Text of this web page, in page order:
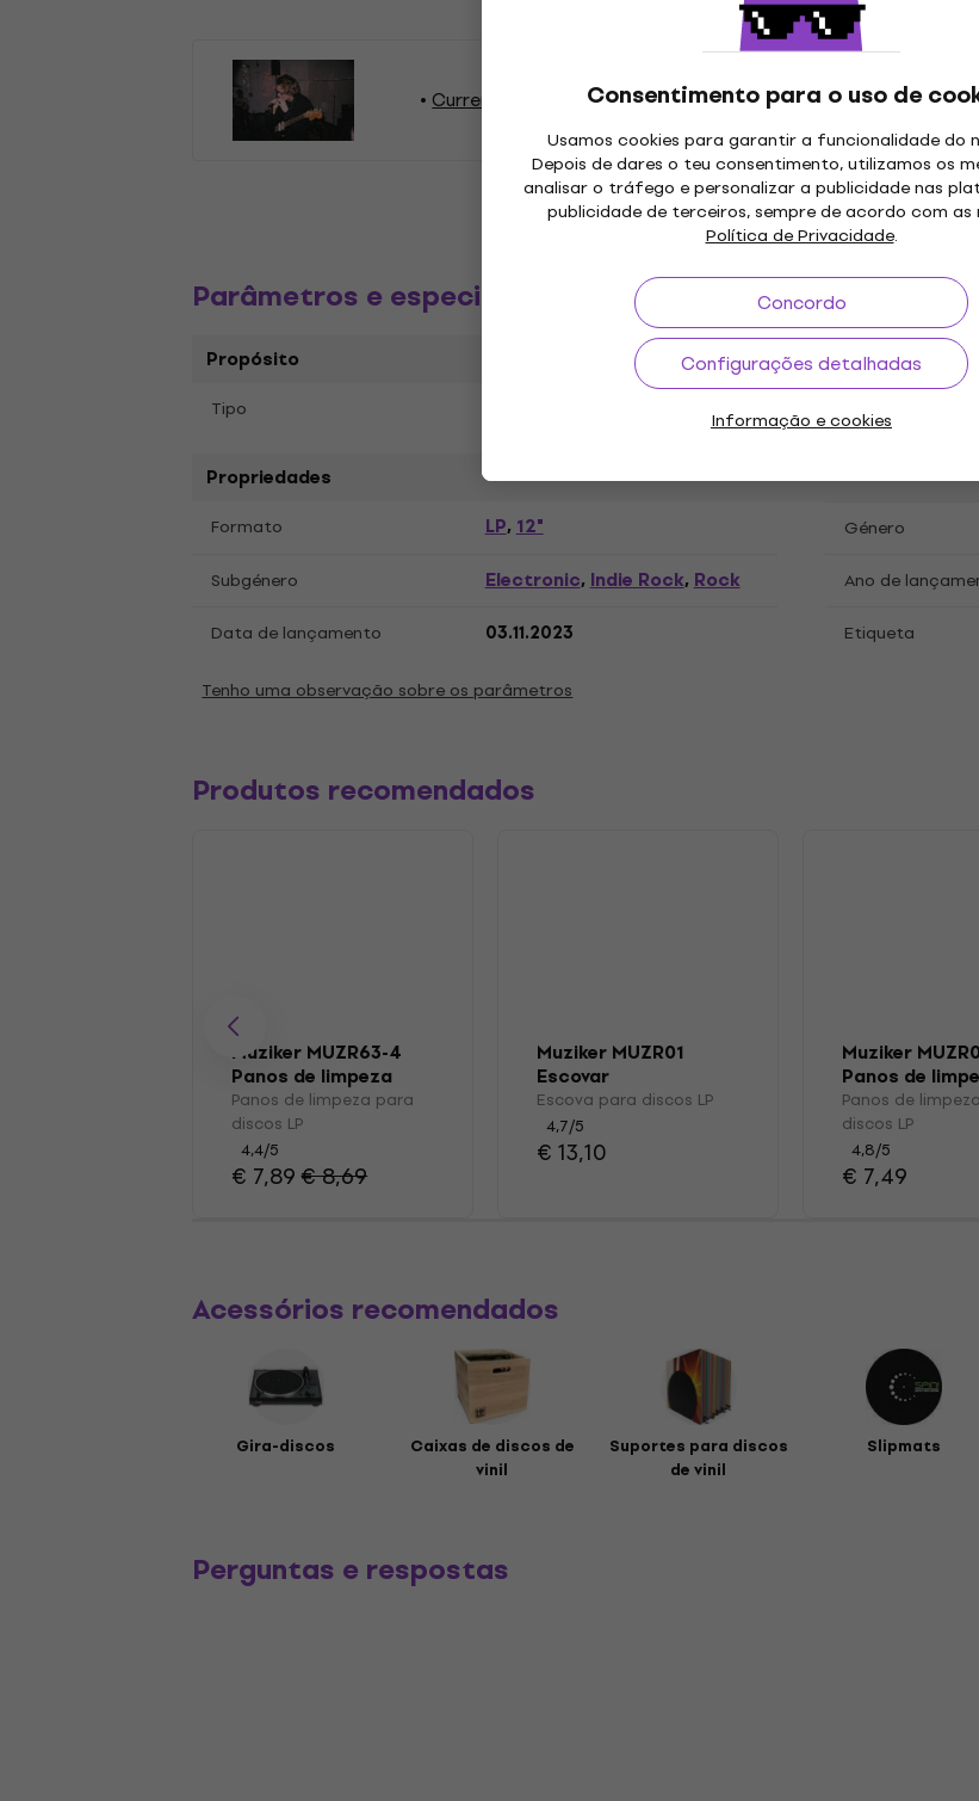
Consentimento para o uso de
Usamos cookies para garantir a funcionalidade do
Depois de dares o teu consentimento, utilizamos os
analisar o tráfego e personalizar a publicidade nas
publicidade de terceiros, sempre de acordo com as
Política de Privacidade.
Concordo
Configurações detalhadas
Informação e cookies
Current Joys Discos de vinil LP
Parâmetros e especificações
Propósito
Tipo
Propriedades
Formato LP,12" Género
Subgénero Electronic,Indie Rock,Rock Ano de
Data de lançamento 03.11.2023 Etiqueta
Tenho uma observação sobre os parâmetros
Produtos recomendados
Muziker MUZR63-4
Panos de limpeza
para discos LP
Panos de limpeza para
discos LP
4,4/5
€ 7,89€ 8,69
Muziker MUZR01
Escovar
Escova para discos LP
4,7/5
€ 13,10
Muziker
Panos de
para discos LP
Panos de
discos LP
4,8/5
€ 7,49
Acessórios recomendados
Gira-discos
Caixas de discos de
vinil
Suportes para discos
de vinil
Slipmats
Perguntas e respostas